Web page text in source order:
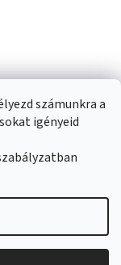
számunkra a
igényeid